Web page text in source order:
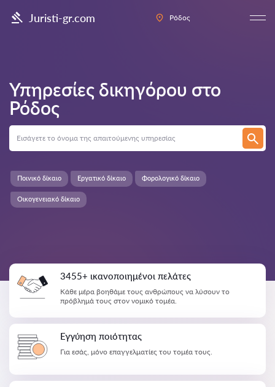
Juristi-gr.com Ρόδος
Υπηρεσίες δικηγόρου στο
Ρόδος
Οικογενειακό δίκαιο
Ποινικό δίκαιο Εργατικό δίκαιο Φορολογικό δίκαιο
3455+ ικανοποιημένοι πελάτες
Κάθε μέρα βοηθάμε τους ανθρώπους να λύσουν το
πρόβλημά τους στον νομικό τομέα.
Εγγύηση ποιότητας
Για εσάς, μόνο επαγγελματίες του τομέα τους.